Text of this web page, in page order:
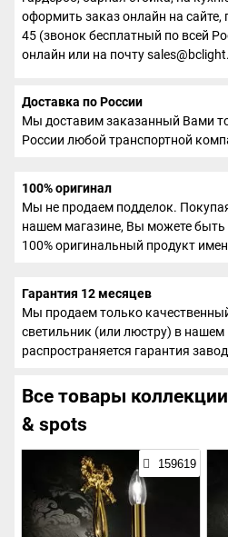
оформить заказ онлайн на сайте,
45 (звонок бесплатный по всей
онлайн или на почту
Доставка по России
Мы доставим заказанный Вами
России любой транспортной
100% оригинал
Мы не продаем подделок.
нашем магазине, Вы можете быть
100% оригинальный продукт
Гарантия 12 месяцев
Мы продаем только
светильник (или люстру) в нашем
распространяется гарантия
Все товары
& spots
159619